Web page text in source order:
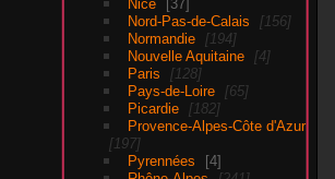
Nice
37
Nord-Pas-de-Calais
156
Normandie
194
Nouvelle Aquitaine
4
Paris
128
Pays-de-Loire
65
Picardie
182
Provence-Alpes-Côte d'Azur
197
Pyrennées
4